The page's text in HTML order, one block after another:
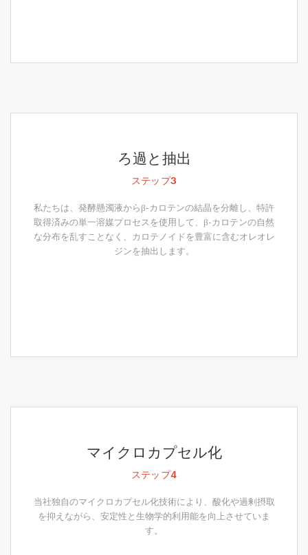
ろ過と抽出
ステップ3
私たちは、発酵懸濁液からβ-カロテンの結晶を分離し、特許
取得済みの単一溶媒プロセスを使用して、β-カロテンの自然
な分布を乱すことなく、カロテノイドを豊富に含むオレオレ
ジンを抽出します。
マイクロカプセル化
ステップ4
当社独自のマイクロカプセル化技術により、酸化や過剰摂取
を抑えながら、安定性と生物学的利用能を向上させていま
す。